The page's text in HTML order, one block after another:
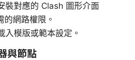
裝對應的 Clash 圖形介面
網路權限。
入模版或範本設定。
與節點